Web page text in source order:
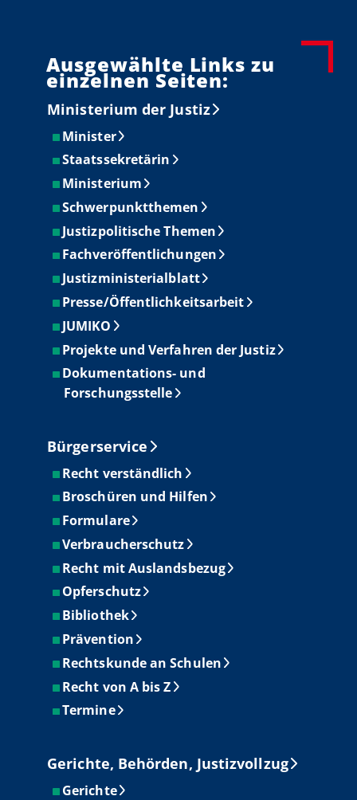
Ausgewählte Links zu
einzelnen Seiten:
Ministerium der Justiz
Minister
Staatssekretärin
Ministerium
Schwerpunktthemen
Justizpolitische Themen
Fachveröffentlichungen
Justizministerialblatt
Presse/Öffentlichkeitsarbeit
JUMIKO
Projekte und Verfahren der Justiz
Dokumentations- und
Forschungsstelle
Bürgerservice
Recht verständlich
Broschüren und Hilfen
Formulare
Verbraucherschutz
Recht mit Auslandsbezug
Opferschutz
Bibliothek
Prävention
Rechtskunde an Schulen
Recht von A bis Z
Termine
Gerichte, Behörden, Justizvollzug
Gerichte